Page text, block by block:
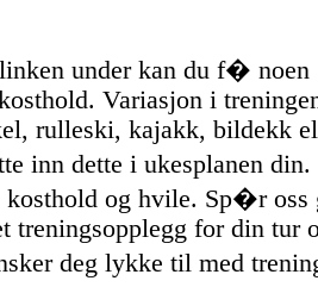
under kan du f� noen
Variasjon i
rulleski, kajakk, bildekk
inn dette i ukesplanen
og hvile. Sp�r oss
treningsopplegg for din tur
deg lykke til med